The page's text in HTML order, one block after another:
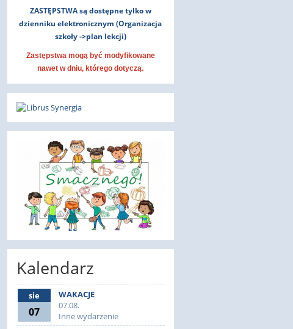
ZASTĘPSTWA są dostępne tylko w
dzienniku elektronicznym (Organizacja
szkoły ->plan lekcji)
Zastępstwa mogą być modyfikowane
nawet w dniu, którego dotyczą.
Kalendarz
sie
07
WAKACJE
07.08.
Inne wydarzenie